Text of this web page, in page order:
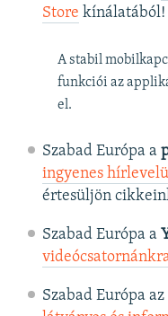
Store kínálatából!
A stabil
funkciói az
el.
Szabad Európa a
ingyenes
értesüljön
Szabad Európa a
Szabad Európa az